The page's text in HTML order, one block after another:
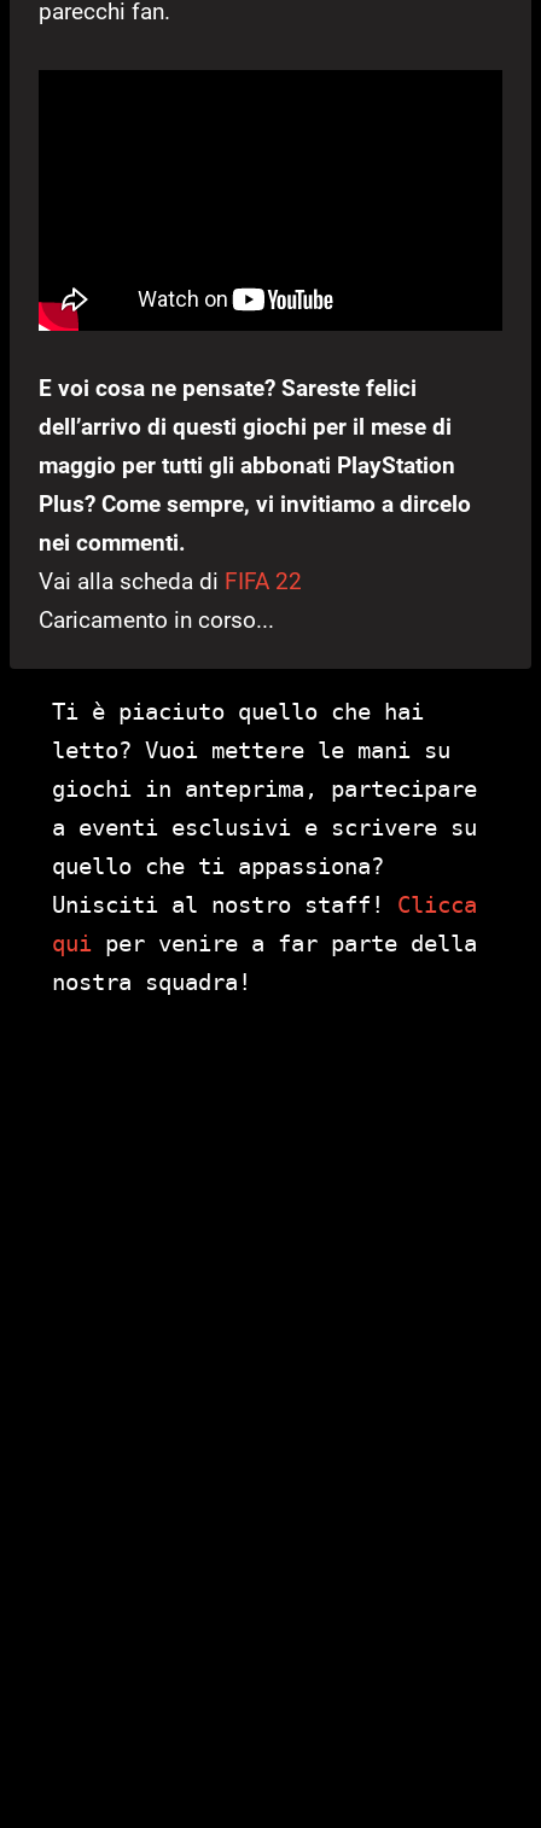
parecchi fan.
E voi cosa ne pensate? Sareste felici
dell’arrivo di questi giochi per il mese di
maggio per tutti gli abbonati PlayStation
Plus? Come sempre, vi invitiamo a dircelo
nei commenti.
Vai alla scheda di FIFA 22
Caricamento in corso...
Ti è piaciuto quello che hai
letto? Vuoi mettere le mani su
giochi in anteprima, partecipare
a eventi esclusivi e scrivere su
quello che ti appassiona?
Unisciti al nostro staff! Clicca
qui per venire a far parte della
nostra squadra!